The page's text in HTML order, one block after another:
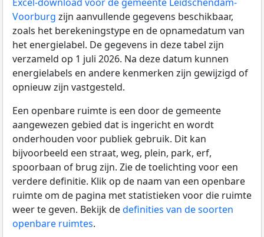
Voorburg zijn aanvullende gegevens beschikbaar,
zoals het berekeningstype en de opnamedatum van
het energielabel. De gegevens in deze tabel zijn
verzameld op 1 juli 2026. Na deze datum kunnen
energielabels en andere kenmerken zijn gewijzigd of
opnieuw zijn vastgesteld.
Een openbare ruimte is een door de gemeente
aangewezen gebied dat is ingericht en wordt
onderhouden voor publiek gebruik. Dit kan
bijvoorbeeld een straat, weg, plein, park, erf,
spoorbaan of brug zijn. Zie de toelichting voor een
verdere definitie. Klik op de naam van een openbare
ruimte om de pagina met statistieken voor die ruimte
weer te geven. Bekijk dedefinities van de soorten
openbare ruimtes.